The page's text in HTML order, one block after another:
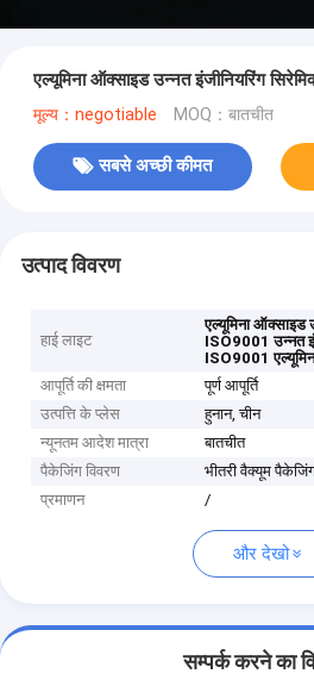
एल्यूमिना ऑक्साइड उन्नत इंजीनियरिंग
मूल्य：negotiable MOQ：बातचीत
सबसे अच्छी कीमत
उत्पाद विवरण
हाई लाइट
एल्यूमिना ऑक्साइड
ISO9001 उन्नत
ISO9001
आपूर्ति की क्षमता
पूर्ण आपूर्ति
उत्पत्ति के प्लेस
हुनान, चीन
न्यूनतम आदेश मात्रा
बातचीत
पैकेजिंग विवरण
भीतरी वैक्यूम
प्रमाणन
/
और देखो
सम्पर्क करने का